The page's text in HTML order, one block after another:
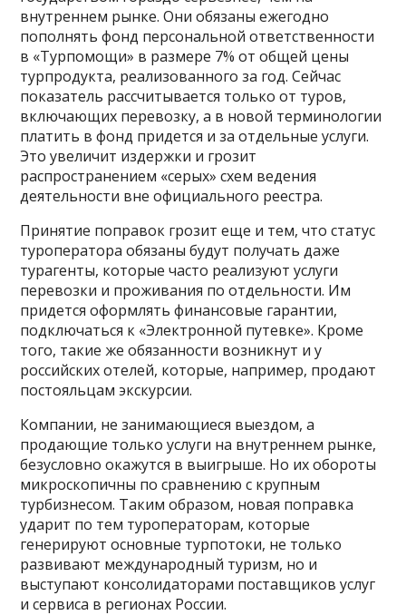
внутреннем рынке. Они обязаны ежегодно
пополнять фонд персональной ответственности
в «Турпомощи» в размере 7% от общей цены
турпродукта, реализованного за год. Сейчас
показатель рассчитывается только от туров,
включающих перевозку, а в новой терминологии
платить в фонд придется и за отдельные услуги.
Это увеличит издержки и грозит
распространением «серых» схем ведения
деятельности вне официального реестра.
Принятие поправок грозит еще и тем, что статус
туроператора обязаны будут получать даже
турагенты, которые часто реализуют услуги
перевозки и проживания по отдельности. Им
придется оформлять финансовые гарантии,
подключаться к «Электронной путевке». Кроме
того, такие же обязанности возникнут и у
российских отелей, которые, например, продают
постояльцам экскурсии.
Компании, не занимающиеся выездом, а
продающие только услуги на внутреннем рынке,
безусловно окажутся в выигрыше. Но их обороты
микроскопичны по сравнению с крупным
турбизнесом. Таким образом, новая поправка
ударит по тем туроператорам, которые
генерируют основные турпотоки, не только
развивают международный туризм, но и
выступают консолидаторами поставщиков услуг
и сервиса в регионах России.